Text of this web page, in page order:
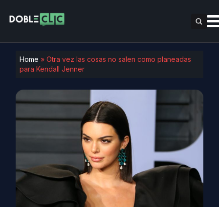
Home » Otra vez las cosas no salen como planeadas
para Kendall Jenner